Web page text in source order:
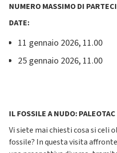
NUMERO MASSIMO DI
DATE:
11 gennaio 2026, 11.00
25 gennaio 2026, 11.00
IL FOSSILE A NUDO:
Vi siete mai chiesti cosa si celi
fossile? In questa visita